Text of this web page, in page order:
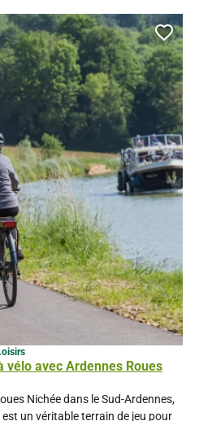
vélo avec Ardennes Roues
Nichée dans le Sud-Ardennes,
un véritable terrain de jeu pour
photo